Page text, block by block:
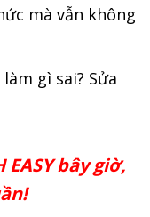
mà vẫn không
gì sai? Sửa
bây giờ,